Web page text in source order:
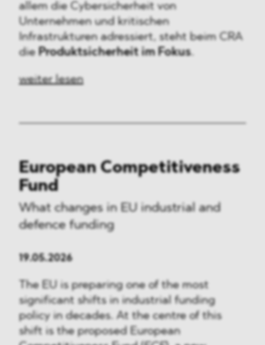
allem die Cybersicherheit von
Unternehmen und kritischen
Infrastrukturen adressiert, steht beim CRA
die Produktsicherheit im Fokus.
weiter lesen
European Competitiveness
Fund
What changes in EU industrial and
defence funding
19.05.2026
The EU is preparing one of the most
significant shifts in industrial funding
policy in decades. At the centre of this
shift is the proposed European